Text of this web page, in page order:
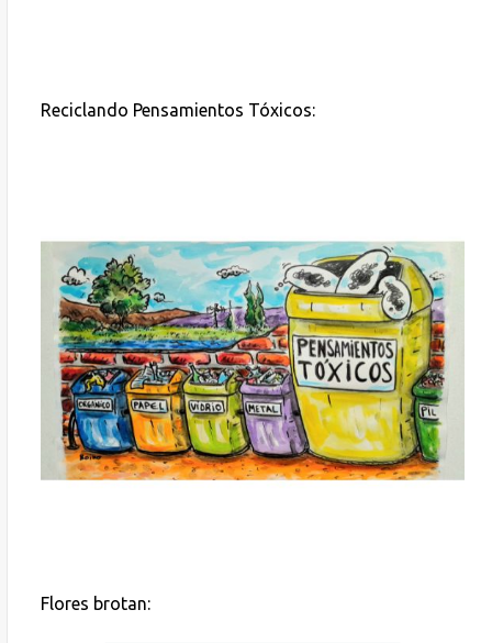
Reciclando Pensamientos Tóxicos:
Flores brotan: